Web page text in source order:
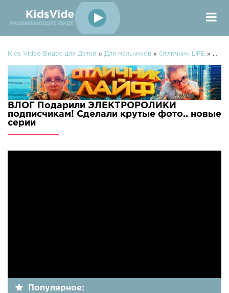
Kids Video Видео для Детей » Для мальчиков » Отличник LIFE » ВЛОГ Подарили ЭЛЕКТРОРОЛИКИ подписчикам! Сделали крутые фото..
ВЛОГ Подарили ЭЛЕКТРОРОЛИКИ
подписчикам! Сделали крутые фото.. новые
серии
Популярное: